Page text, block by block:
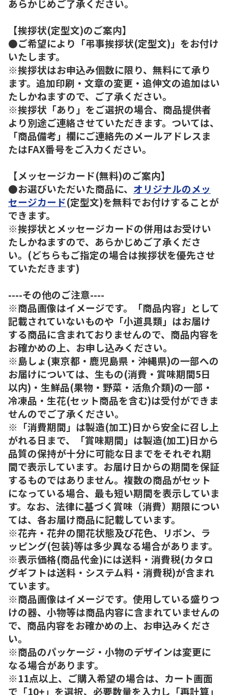
あらかじめご了承ください。
【挨拶状(定型文)のご案内】
●ご希望により「弔事挨拶状(定型文)」をお付け
いたします。
※挨拶状はお申込み個数に限り、無料にて承り
ます。追加印刷・文章の変更・追伸文の追加はい
たしかねますので、ご了承ください。
※挨拶状「あり」をご選択の場合、商品提供者
より別途ご連絡させていただきます。ついては、
「商品備考」欄にご連絡先のメールアドレスま
たはFAX番号をご入力ください。
【メッセージカード(無料)のご案内】
●お選びいただいた商品に、 オリジナルのメッ
セージカード(定型文)を無料でお付けすることが
できます。
※挨拶状とメッセージカードの併用はお受けい
たしかねますので、あらかじめご了承くださ
い。(どちらもご指定の場合は挨拶状を優先させ
ていただきます)
----その他のご注意----
※商品画像はイメージです。「商品内容」として
記載されていないものや「小道具類」はお届け
する商品に含まれておりませんので、商品内容を
お確かめの上、お申し込みください。
※島しょ(東京都・鹿児島県・沖縄県)の一部への
お届けについては、生もの(消費・賞味期間5日
以内)・生鮮品(果物・野菜・活魚介類)の一部・
冷凍品・生花(セット商品を含む)は受付ができま
せんのでご了承ください。
※「消費期間」は製造(加工)日から安全に召し上
がれる日まで、「賞味期間」は製造(加工)日から
品質の保持が十分に可能な日までをそれぞれ期
間で表示しています。お届け日からの期間を保証
するものではありません。複数の商品がセット
になっている場合、最も短い期間を表示していま
す。なお、法律に基づく賞味（消費）期限につい
ては、各お届け商品に記載しています。
※花卉・花弁の開花状態及び花色、リボン、ラ
ッピング(包装)等は多少異なる場合があります。
※表示価格(商品代金)には送料・消費税(カタロ
グギフトは送料・システム料・消費税)が含まれ
ています。
※商品画像はイメージです。使用している盛りつ
けの器、小物等は商品内容に含まれていませんの
で、商品内容をお確かめの上、お申込みくださ
い。
※商品のパッケージ・小物のデザインは変更に
なる場合があります。
※11点以上、ご購入希望の場合は、カート画面
で「10+」を選択、必要数量を入力し「再計算」